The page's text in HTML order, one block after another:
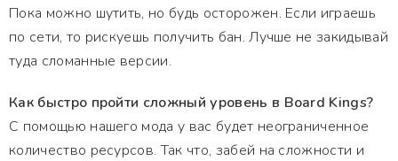
Пока можно шутить, но будь осторожен. Если играешь
по сети, то рискуешь получить бан. Лучше не закидывай
туда сломанные версии.
Как быстро пройти сложный уровень в Board Kings?
С помощью нашего мода у вас будет неограниченное
количество ресурсов. Так что, забей на сложности и